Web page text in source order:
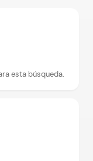
esta búsqueda.